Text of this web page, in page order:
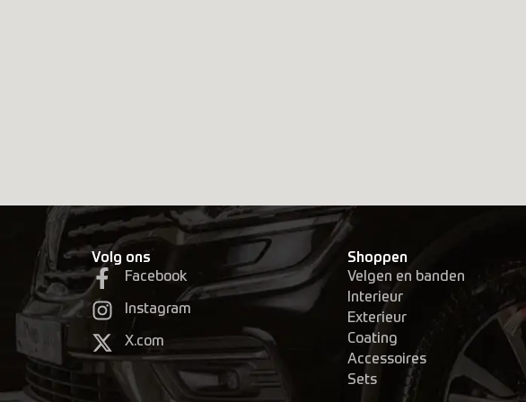
Volg ons
Facebook
Instagram
X.com
Shoppen
Velgen en banden
Interieur
Exterieur
Coating
Accessoires
Sets